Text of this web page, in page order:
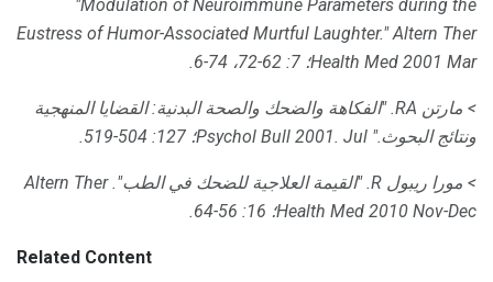
"Modulation of Neuroimmune Parameters during the
Eustress of Humor-Associated Murtful Laughter." Altern Ther
Health Med 2001 Mar؛ 7: 62-72، 74-6.
> مارتن RA. "الفكاهة والضحك والصحة البدنية: القضايا المنهجية
ونتائج البحوث."
Psychol Bull 2001. Jul؛ 127: 504-519.
> مورا ريبول R. "القيمة العلاجية للضحك في الطب".
Altern Ther
Health Med 2010 Nov-Dec؛ 16: 56-64.
Related Content